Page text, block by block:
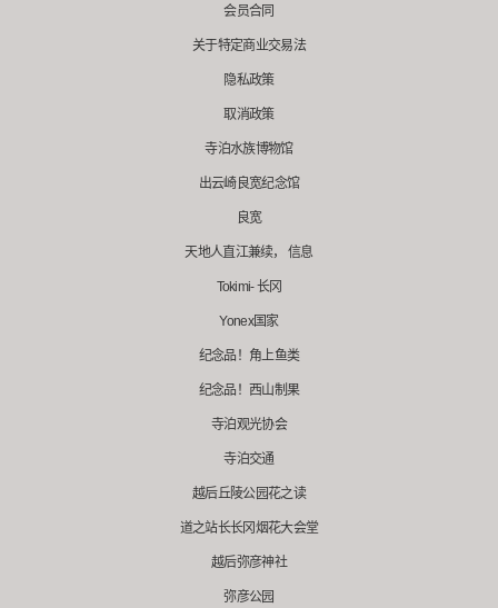
会员合同
关于特定商业交易法
隐私政策
取消政策
寺泊水族博物馆
出云崎良宽纪念馆
良宽
天地人直江兼续， 信息
Tokimi- 长冈
Yonex国家
纪念品！角上鱼类
纪念品！西山制果
寺泊观光协会
寺泊交通
越后丘陵公园花之读
道之站长长冈烟花大会堂
越后弥彦神社
弥彦公园